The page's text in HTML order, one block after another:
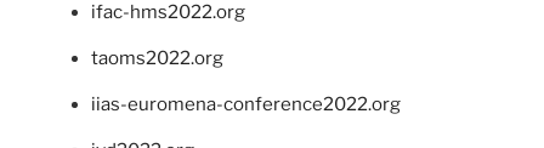
ifac-hms2022.org
taoms2022.org
iias-euromena-conference2022.org